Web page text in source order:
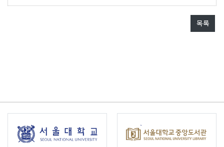
목록